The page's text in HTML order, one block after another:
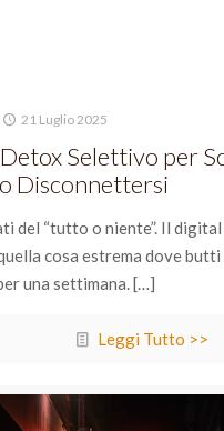
21 Luglio 2025
Selettivo per
Disconnettersi
del “tutto o niente”. Il
cosa estrema dove
una settimana.[…]
Leggi Tutto >>